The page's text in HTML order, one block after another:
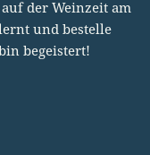
der Weinzeit am
und bestelle
begeistert!